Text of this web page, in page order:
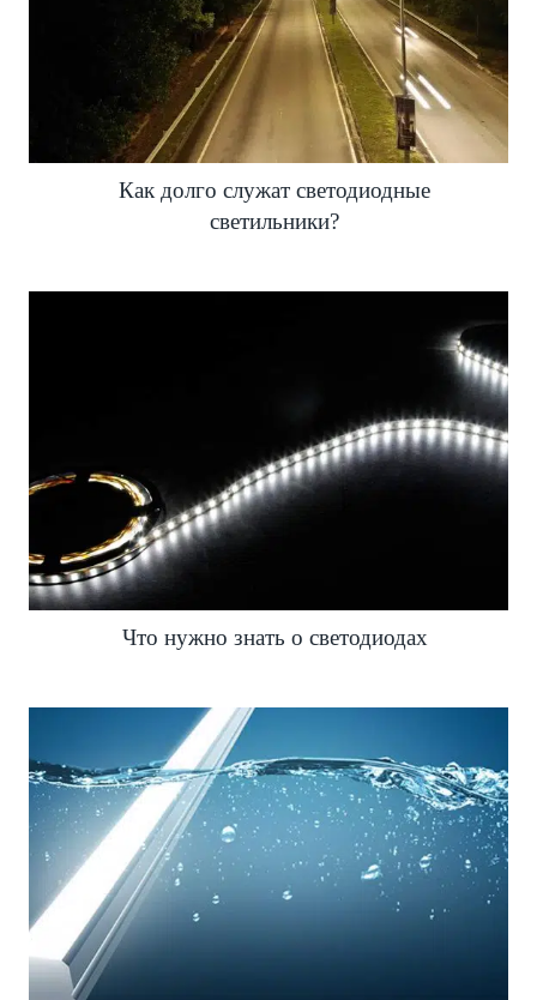
Как долго служат светодиодные
светильники?
Что нужно знать о светодиодах